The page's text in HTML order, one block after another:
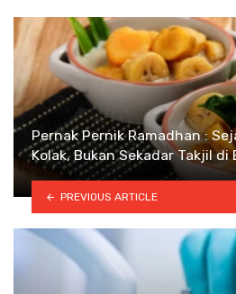
Pernak Pernik Ramadhan :
Kolak, Bukan Sekadar Takjil di
PREVIOUS ARTICLE